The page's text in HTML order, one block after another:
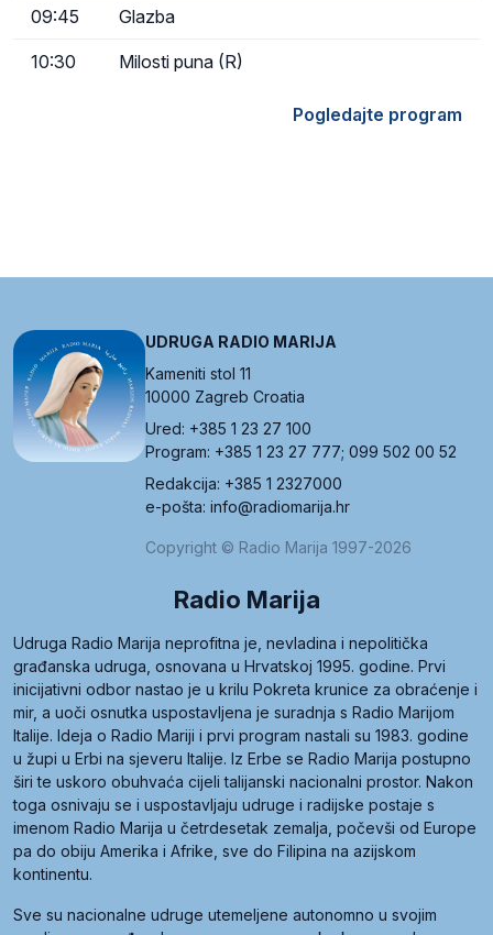
09:45 Glazba
10:30 Milosti puna (R)
Pogledajte program
UDRUGA RADIO MARIJA
Kameniti stol 11
10000 Zagreb Croatia
Ured: +385 1 23 27 100
Program: +385 1 23 27 777; 099 502 00 52
Redakcija: +385 1 2327000
e-pošta: info@radiomarija.hr
Copyright © Radio Marija 1997-2026
Radio Marija
Udruga Radio Marija neprofitna je, nevladina i nepolitička
građanska udruga, osnovana u Hrvatskoj 1995. godine. Prvi
inicijativni odbor nastao je u krilu Pokreta krunice za obraćenje i
mir, a uoči osnutka uspostavljena je suradnja s Radio Marijom
Italije. Ideja o Radio Mariji i prvi program nastali su 1983. godine
u župi u Erbi na sjeveru Italije. Iz Erbe se Radio Marija postupno
širi te uskoro obuhvaća cijeli talijanski nacionalni prostor. Nakon
toga osnivaju se i uspostavljaju udruge i radijske postaje s
imenom Radio Marija u četrdesetak zemalja, počevši od Europe
pa do obiju Amerika i Afrike, sve do Filipina na azijskom
kontinentu.
Sve su nacionalne udruge utemeljene autonomno u svojim